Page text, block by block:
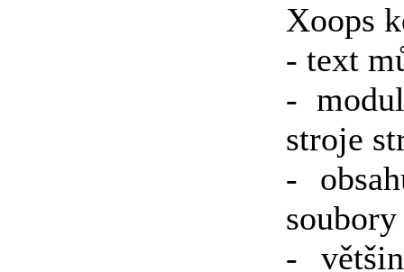
Xoops
- text
-
stroje
-
soubory
-